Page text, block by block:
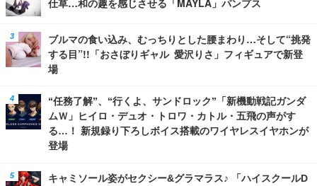
仕草…和の趣を感じさせる「MAYLA」パンプス
ブルマの食い込み、むっちりとした腰まわり…そして“挑発
する目”!!「おさぼりギャル 愛沢りさ」フィギュアで新登
場
“任務了解”、“行くよ、サンドロック”「新機動戦記ガンダ
ムＷ」ヒイロ・デュオ・トロワ・カトル・五飛の声がす
る…！ 新規録り下ろしボイス搭載のワイヤレスイヤホンが
登場
キャミソール姿がセクシー&グラマラス♪ 「ハイスクールD